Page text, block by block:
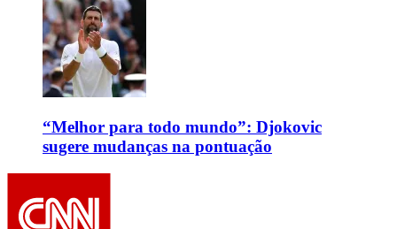
“Melhor para todo mundo”: Djokovic
sugere mudanças na pontuação